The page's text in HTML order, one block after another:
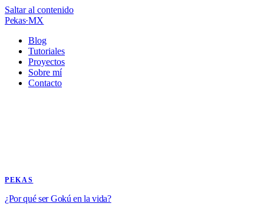
Saltar al contenido
Pekas·MX
Blog
Tutoriales
Proyectos
Sobre mí
Contacto